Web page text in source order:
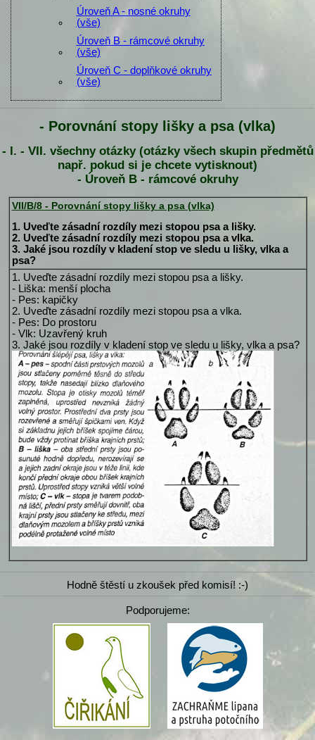
Úroveň A - nosné okruhy
(vše)
Úroveň B - rámcové okruhy
(vše)
Úroveň C - doplňkové okruhy
(vše)
- Porovnání stopy lišky a psa (vlka)
- I. - VII. všechny otázky (otázky všech skupin předmětů
např. pokud si je chcete vytisknout)
- Úroveň B - rámcové okruhy
VII/B/8 - Porovnání stopy lišky a psa (vlka)
1. Uveďte zásadní rozdíly mezi stopou psa a lišky.
2. Uveďte zásadní rozdíly mezi stopou psa a vlka.
3. Jaké jsou rozdíly v kladení stop ve sledu u lišky, vlka a
psa?
1. Uveďte zásadní rozdíly mezi stopou psa a lišky.
- Liška: menší plocha
- Pes: kapičky
2. Uveďte zásadní rozdíly mezi stopou psa a vlka.
- Pes: Do prostoru
- Vlk: Uzavřený kruh
3. Jaké jsou rozdíly v kladení stop ve sledu u lišky, vlka a psa?
Hodně štěstí u zkoušek před komisí! :-)
Podporujeme: